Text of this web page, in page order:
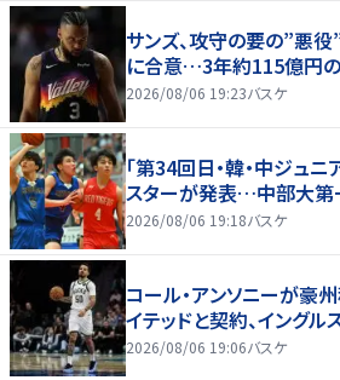
サンズ、攻守の要の”悪
に合意…3年約115億円
2026/08/06 19:23バスケ
「第34回日・韓・中ジュ
スターが発表…中部大第
2026/08/06 19:18バスケ
コール・アンソニーが豪
イテッドと契約、イングル
2026/08/06 19:06バスケ